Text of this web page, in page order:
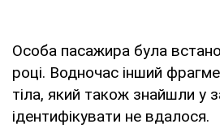
Особа пасажира була
році. Водночас інший
тіла, який також знайшли у
ідентифікувати не вдалося.